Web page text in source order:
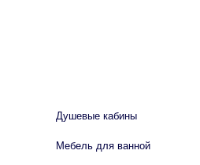
Душевые кабины
Мебель для ванной